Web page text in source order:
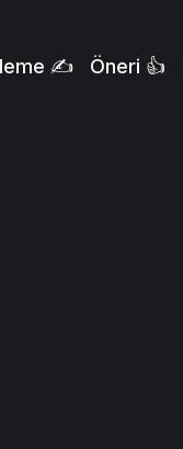
✍️ Öneri 👍